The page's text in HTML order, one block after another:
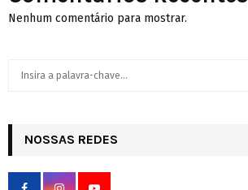
Nenhum comentário para mostrar.
h
f
NOSSAS REDES